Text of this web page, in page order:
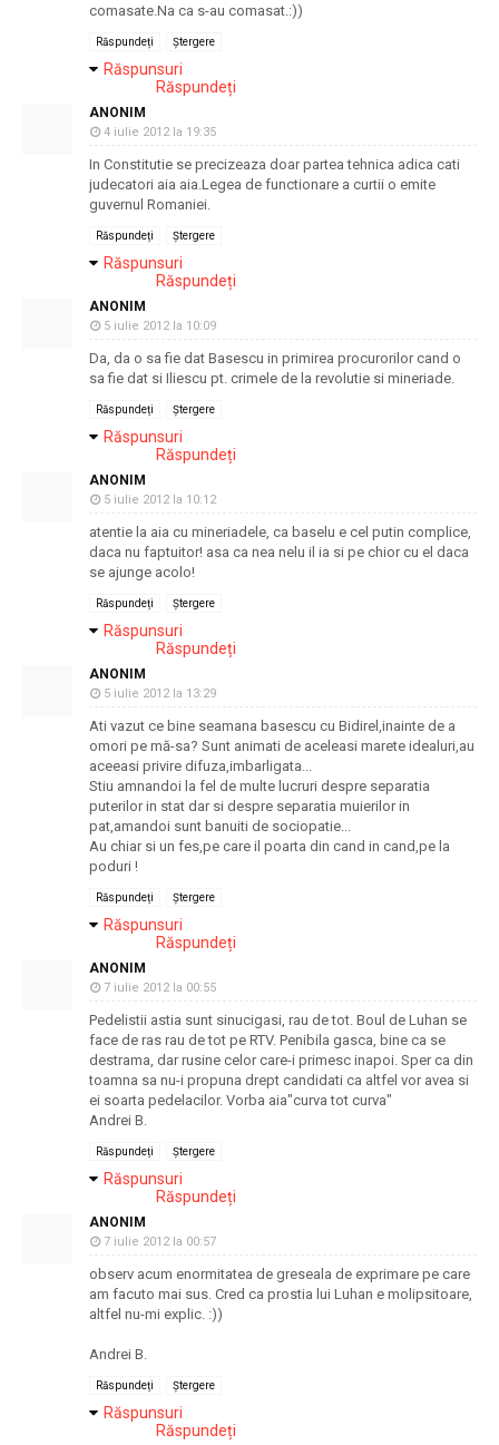
comasate.Na ca s-au comasat.:))
Răspundeți Ștergere
Răspunsuri
Răspundeți
ANONIM
4 iulie 2012 la 19:35
In Constitutie se precizeaza doar partea tehnica adica cati
judecatori aia aia.Legea de functionare a curtii o emite
guvernul Romaniei.
Răspundeți Ștergere
Răspunsuri
Răspundeți
ANONIM
5 iulie 2012 la 10:09
Da, da o sa fie dat Basescu in primirea procurorilor cand o
sa fie dat si Iliescu pt. crimele de la revolutie si mineriade.
Răspundeți Ștergere
Răspunsuri
Răspundeți
ANONIM
5 iulie 2012 la 10:12
atentie la aia cu mineriadele, ca baselu e cel putin complice,
daca nu faptuitor! asa ca nea nelu il ia si pe chior cu el daca
se ajunge acolo!
Răspundeți Ștergere
Răspunsuri
Răspundeți
ANONIM
5 iulie 2012 la 13:29
Ati vazut ce bine seamana basescu cu Bidirel,inainte de a
omori pe mă-sa? Sunt animati de aceleasi marete idealuri,au
aceeasi privire difuza,imbarligata...
Stiu amnandoi la fel de multe lucruri despre separatia
puterilor in stat dar si despre separatia muierilor in
pat,amandoi sunt banuiti de sociopatie...
Au chiar si un fes,pe care il poarta din cand in cand,pe la
poduri !
Răspundeți Ștergere
Răspunsuri
Răspundeți
ANONIM
7 iulie 2012 la 00:55
Pedelistii astia sunt sinucigasi, rau de tot. Boul de Luhan se
face de ras rau de tot pe RTV. Penibila gasca, bine ca se
destrama, dar rusine celor care-i primesc inapoi. Sper ca din
toamna sa nu-i propuna drept candidati ca altfel vor avea si
ei soarta pedelacilor. Vorba aia"curva tot curva"
Andrei B.
Răspundeți Ștergere
Răspunsuri
Răspundeți
ANONIM
7 iulie 2012 la 00:57
observ acum enormitatea de greseala de exprimare pe care
am facuto mai sus. Cred ca prostia lui Luhan e molipsitoare,
altfel nu-mi explic. :))
Andrei B.
Răspundeți Ștergere
Răspunsuri
Răspundeți